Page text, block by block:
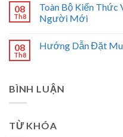
08
Th8
Toàn Bộ Kiến Thức
Người Mới
08
Th8
Hướng Dẫn Đặt
BÌNH LUẬN
TỪ KHÓA